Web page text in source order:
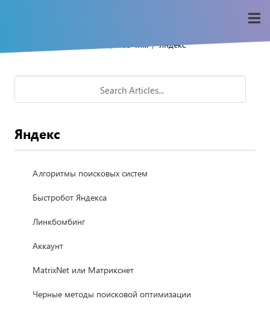
Seo-wiki / Яндекс
Яндекс
Алгоритмы поисковых систем
Быстробот Яндекса
Линкбомбинг
Аккаунт
MatrixNet или Матрикснет
Черные методы поисковой оптимизации